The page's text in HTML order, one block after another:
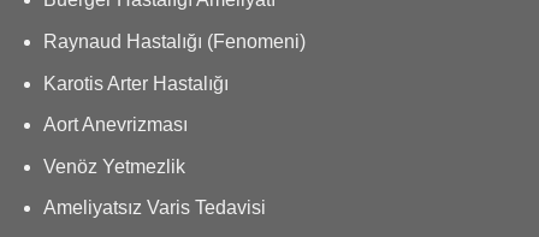
Raynaud Hastalığı (Fenomeni)
Karotis Arter Hastalığı
Aort Anevrizması
Venöz Yetmezlik
Ameliyatsız Varis Tedavisi